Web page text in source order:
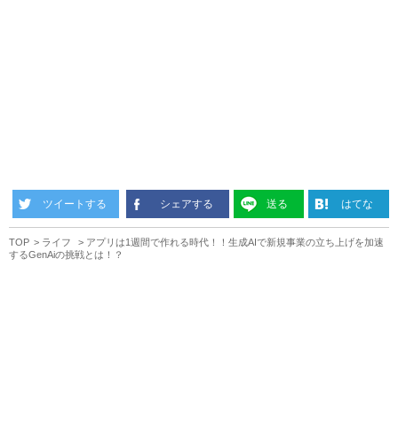
ツイートする シェアする 送る はてな
TOP ライフ
アプリは1週間で作れる時代！！生成AIで新規事業の立ち上げを加速
するGenAiの挑戦とは！？